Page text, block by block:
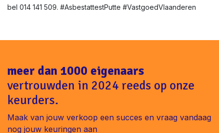
Niet altijd verplicht, maar aanbevolen voor veiligheid. In
succesvol. Contacteer ons vandaag:www.immo-experts.be
bel 014 141 509. #AsbestattestPutte #VastgoedVlaanderen